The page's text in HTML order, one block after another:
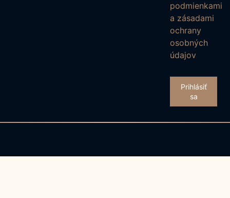
podmienkami
a zásadami
ochrany
osobných
údajov